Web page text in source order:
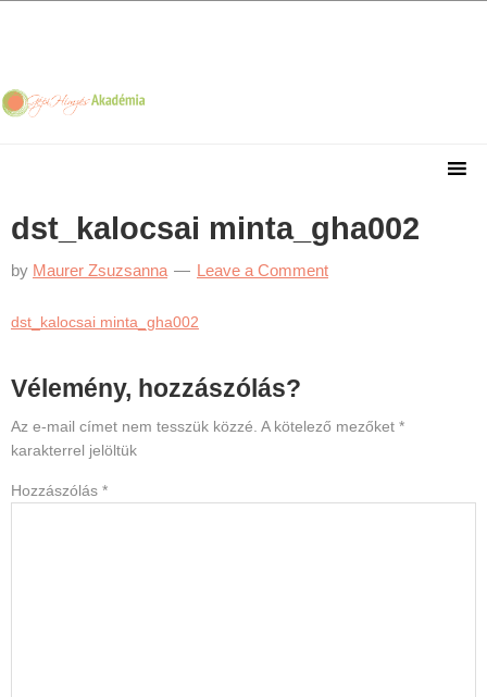
navigation
content
sidebar
dst_kalocsai minta_gha002
by Maurer Zsuzsanna Leave a Comment
dst_kalocsai minta_gha002
Reader
Interactions
Vélemény, hozzászólás?
Az e-mail címet nem tesszük közzé. A kötelező mezőket *
karakterrel jelöltük
Hozzászólás *